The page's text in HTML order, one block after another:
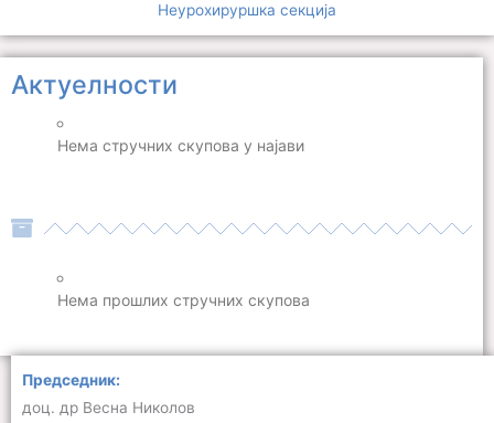
Неурохируршка секција
Актуелности
Нема стручних скупова у најави
Нема прошлих стручних скупова
Председник:
доц. др Весна Николов